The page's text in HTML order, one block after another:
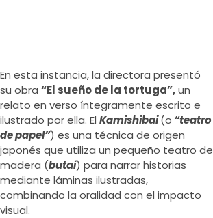
En esta instancia, la directora presentó
su obra “El sueño de la tortuga”,un
relato en verso íntegramente escrito e
ilustrado por ella. El Kamishibai(o “teatro
de papel”) es una técnica de origen
japonés que utiliza un pequeño teatro de
madera (butai) para narrar historias
mediante láminas ilustradas,
combinando la oralidad con el impacto
visual.